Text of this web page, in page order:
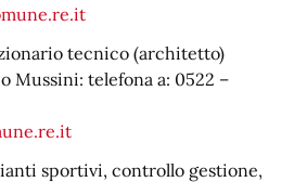
tecnico (architetto)
Mussini: telefona a: 0522 –
sportivi, controllo gestione,